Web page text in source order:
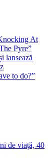
At
Pyre”
lansează
to do?”
de viață, 40